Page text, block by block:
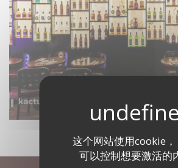
这个网站使用cookie
可以控制想要激活的